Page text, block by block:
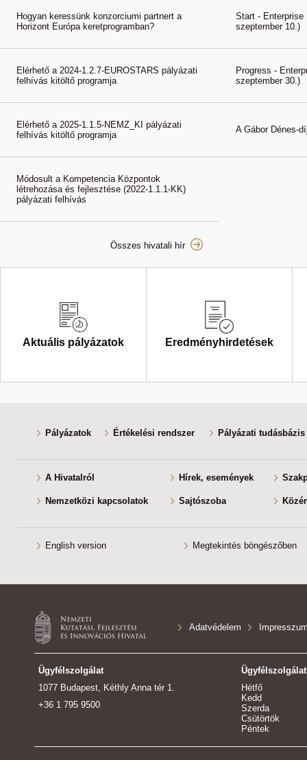
Hogyan keressünk konzorciumi partnert a
Horizont Európa keretprogramban?
Start - Enterprise
szeptember 10.)
Elérhető a 2024-1.2.7-EUROSTARS pályázati
felhívás kitöltő programja
Progress -
szeptember 30.)
Elérhető a 2025-1.1.5-NEMZ_KI pályázati
felhívás kitöltő programja
A Gábor Dénes-
Módosult a Kompetencia Központok
létrehozása és fejlesztése (2022-1.1.1-KK)
pályázati felhívás
Összes hivatali hír
Aktuális pályázatok Eredményhirdetések
Pályázatok Értékelési rendszer Pályázati tudásbázis
A Hivatalról Hírek, események
Nemzetközi kapcsolatok Sajtószoba
English version Megtekintés böngészőben
Adatvédelem
Ügyfélszolgálat
1077 Budapest, Kéthly Anna tér 1.
+36 1 795 9500
Hétfő
Kedd
Szerda
Csütörtök
Péntek